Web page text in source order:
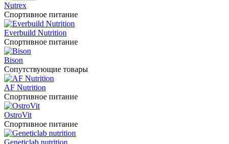
Nutrex
Спортивное питание
Everbuild Nutrition
Спортивное питание
Bison
Сопутствующие товары
AF Nutrition
Спортивное питание
OstroVit
Спортивное питание
Geneticlab nutrition